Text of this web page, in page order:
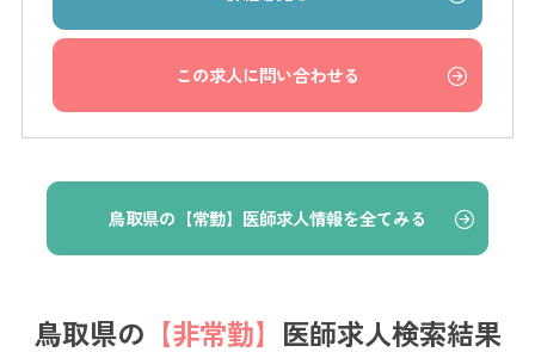
この求人に問い合わせる
鳥取県の【常勤】医師求人情報を全てみる
鳥取県の 【非常勤】 医師求人検索結果